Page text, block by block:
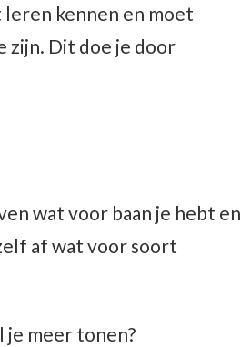
kennen en moet
zijn. Dit doe je door
wat voor baan je hebt en
af wat voor soort
je meer tonen?